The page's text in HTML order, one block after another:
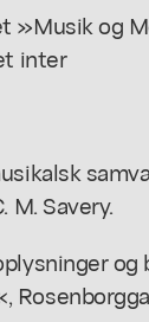
»Musik og
inter
M. Savery.
og